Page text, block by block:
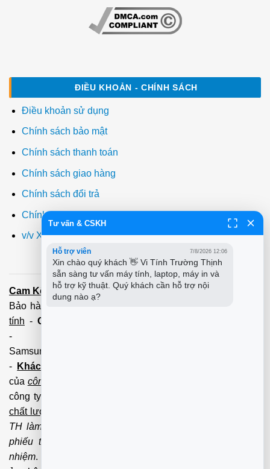
ĐIỀU KHOẢN - CHÍNH SÁCH
Điều khoản sử dụng
Chính sách bảo mật
Chính sách thanh toán
Chính sách giao hàng
Chính sách đổi trả
Chính sách bảo hành
v/v Xuất hóa đơn đỏ VAT
Cam Kết: Dịch vụ sửa máy tínhtới tận nơi trong 60 Phút -
Bảo hành tận tâm - Xuất hóa đơn đỏ đầy đủ
tính - Cài Win Tận Nơi
-
Samsung,Brother,Xeroc,Panasonic): 100 - 180,000 vnđ
-
Khách hàng lưu ý:
của công ty PCI.
công ty không liên hệ và làm việc với cá nhân đảm bảo
chất lượng dịch vụ
TH làm việc với cá nhân không qua tổng đài, không có
phiếu thu của
nhiệm. Trân trọng cảm ơn quý Kh đã và đang tin tưởng
Tư vấn & CSKH
Hỗ trợ viên 7/8/2026 12:06
Xin chào quý khách 👋 Vi Tính Trường Thịnh
sẵn sàng tư vấn máy tính, laptop, máy in và
hỗ trợ kỹ thuật. Quý khách cần hỗ trợ nội
dung nào ạ?